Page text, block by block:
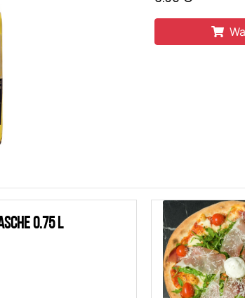
0.75 L